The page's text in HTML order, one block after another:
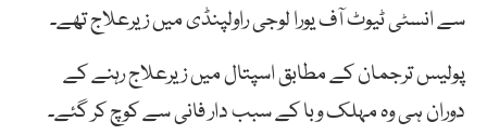
سے انسٹی ٹیوٹ آف یورا لوجی راولپنڈی میں زیرعلاج تھے۔
پولیس ترجمان کے مطابق اسپتال میں زیرعلاج رہنے کے
دوران ہی وہ مہلک وبا کے سبب دار فانی سے کوچ کر گئے۔